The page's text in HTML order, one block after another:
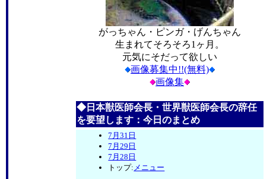
がっちゃん・ピンガ・げんちゃん
生まれてそろそろ1ヶ月。
元気にそだって欲しい
画像募集中!!(無料)
画像集
◆日本獣医師会長・世界獣医師会長の辞任
を要望します：今日のまとめ
7月31日
7月29日
7月28日
トップ: メニュー